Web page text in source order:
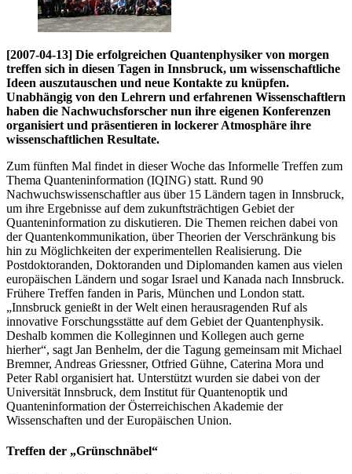
[2007-04-13] Die erfolgreichen Quantenphysiker von morgen
treffen sich in diesen Tagen in Innsbruck, um wissenschaftliche
Ideen auszutauschen und neue Kontakte zu knüpfen.
Unabhängig von den Lehrern und erfahrenen Wissenschaftlern
haben die Nachwuchsforscher nun ihre eigenen Konferenzen
organisiert und präsentieren in lockerer Atmosphäre ihre
wissenschaftlichen Resultate.
Zum fünften Mal findet in dieser Woche das Informelle Treffen zum
Thema Quanteninformation (IQING) statt. Rund 90
Nachwuchswissenschaftler aus über 15 Ländern tagen in Innsbruck,
um ihre Ergebnisse auf dem zukunftsträchtigen Gebiet der
Quanteninformation zu diskutieren. Die Themen reichen dabei von
der Quantenkommunikation, über Theorien der Verschränkung bis
hin zu Möglichkeiten der experimentellen Realisierung. Die
Postdoktoranden, Doktoranden und Diplomanden kamen aus vielen
europäischen Ländern und sogar Israel und Kanada nach Innsbruck.
Frühere Treffen fanden in Paris, München und London statt.
„Innsbruck genießt in der Welt einen herausragenden Ruf als
innovative Forschungsstätte auf dem Gebiet der Quantenphysik.
Deshalb kommen die Kolleginnen und Kollegen auch gerne
hierher“, sagt Jan Benhelm, der die Tagung gemeinsam mit Michael
Bremner, Andreas Griessner, Otfried Gühne, Caterina Mora und
Peter Rabl organisiert hat. Unterstützt wurden sie dabei von der
Universität Innsbruck, dem Institut für Quantenoptik und
Quanteninformation der Österreichischen Akademie der
Wissenschaften und der Europäischen Union.
Treffen der „Grünschnäbel“